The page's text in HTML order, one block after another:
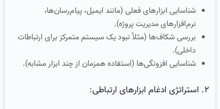
شناسایی ابزارهای فعلی (مانند ایمیل، پیام‌رسان‌ها،
نرم‌افزارهای مدیریت پروژه).
بررسی شکاف‌ها (مثلاً نبود یک سیستم متمرکز برای ارتباطات
داخلی).
شناسایی افزونگی‌ها (استفاده همزمان از چند ابزار مشابه).
۲. استراتژی ادغام ابزارهای ارتباطی: